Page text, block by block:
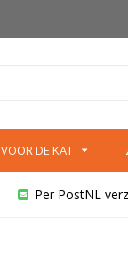
VOOR DE KAT
Per PostNL